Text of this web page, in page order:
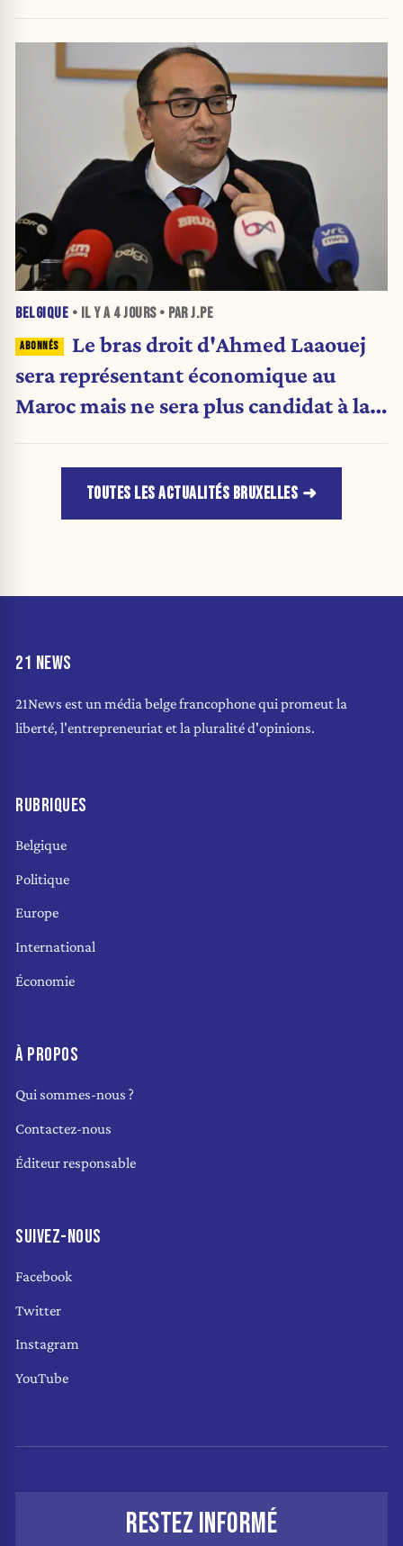
BELGIQUE • IL Y A 4 JOURS• PAR J.PE
Le bras droit d'Ahmed Laaouej
sera représentant économique au
Maroc mais ne sera plus candidat à la
TOUTES LES ACTUALITÉS BRUXELLES
21 NEWS
21News est un média belge francophone qui promeut la
liberté, l'entrepreneuriat et la pluralité d'opinions.
RUBRIQUES
Belgique
Politique
Europe
International
Économie
À PROPOS
Qui sommes-nous ?
Contactez-nous
Éditeur responsable
SUIVEZ-NOUS
Facebook
Twitter
Instagram
YouTube
RESTEZ INFORMÉ